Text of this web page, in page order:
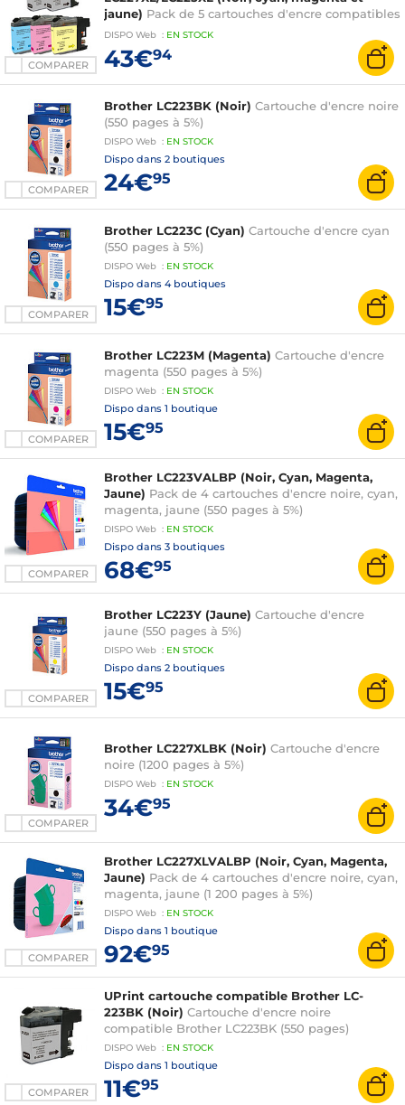
COMPARER
jaune) Pack de 5 cartouches d'encre compatibles
Brother LC227XL/LC225XL (1 x cyan, 1 x magenta,
1 x jaune, 2 x noir)
DISPO Web : EN STOCK
43€94
COMPARER
Brother LC223BK (Noir) Cartouche d'encre noire
(550 pages à 5%)
DISPO Web : EN STOCK
Dispo dans 2 boutiques
24€95
COMPARER
Brother LC223C (Cyan) Cartouche d'encre cyan
(550 pages à 5%)
DISPO Web : EN STOCK
Dispo dans 4 boutiques
15€95
COMPARER
Brother LC223M (Magenta) Cartouche d'encre
magenta (550 pages à 5%)
DISPO Web : EN STOCK
Dispo dans 1 boutique
15€95
COMPARER
Brother LC223VALBP (Noir, Cyan, Magenta,
Jaune) Pack de 4 cartouches d'encre noire, cyan,
magenta, jaune (550 pages à 5%)
DISPO Web : EN STOCK
Dispo dans 3 boutiques
68€95
COMPARER
Brother LC223Y (Jaune) Cartouche d'encre
jaune (550 pages à 5%)
DISPO Web : EN STOCK
Dispo dans 2 boutiques
15€95
COMPARER
Brother LC227XLBK (Noir) Cartouche d'encre
noire (1200 pages à 5%)
DISPO Web : EN STOCK
34€95
COMPARER
Brother LC227XLVALBP (Noir, Cyan, Magenta,
Jaune) Pack de 4 cartouches d'encre noire, cyan,
magenta, jaune (1 200 pages à 5%)
DISPO Web : EN STOCK
Dispo dans 1 boutique
92€95
COMPARER
UPrint cartouche compatible Brother LC-
223BK (Noir) Cartouche d'encre noire
compatible Brother LC223BK (550 pages)
DISPO Web : EN STOCK
Dispo dans 1 boutique
11€95